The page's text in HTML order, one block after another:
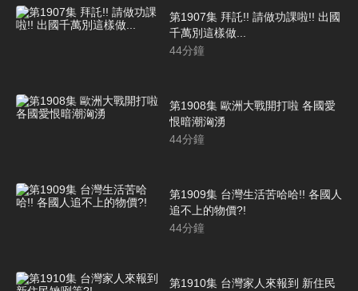
第1907集 拜託!! 請做功課啦!! 出國
千萬別這樣做...
44分鐘
第1908集 歐洲大戰開打啦 各國愛
恨暗潮洶湧
44分鐘
第1909集 台灣生活苦哈哈!! 各國人
追不上的物價?!
44分鐘
第1910集 台灣家人來報到 新住民